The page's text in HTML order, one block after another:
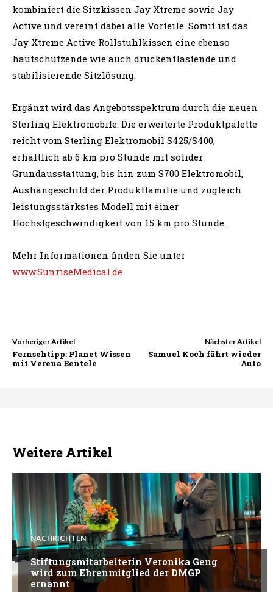
kombiniert die Sitzkissen Jay Xtreme sowie Jay
Active und vereint dabei alle Vorteile. Somit ist das
Jay Xtreme Active Rollstuhlkissen eine ebenso
hautschützende wie auch druckentlastende und
stabilisierende Sitzlösung.
Ergänzt wird das Angebotsspektrum durch die neuen
Sterling Elektromobile. Die erweiterte Produktpalette
reicht vom Sterling Elektromobil S425/S400,
erhältlich ab 6 km pro Stunde mit solider
Grundausstattung, bis hin zum S700 Elektromobil,
Aushängeschild der Produktfamilie und zugleich
leistungsstärkstes Modell mit einer
Höchstgeschwindigkeit von 15 km pro Stunde.
Mehr Informationen finden Sie unter
www.SunriseMedical.de
Vorheriger Artikel
Fernsehtipp: Planet Wissen
mit Verena Bentele
Nächster Artikel
Samuel Koch fährt wieder
Auto
Weitere Artikel
NACHRICHTEN
Stiftungsmitarbeiterin Veronika Geng
wird zum Ehrenmitglied der DMGP
ernannt